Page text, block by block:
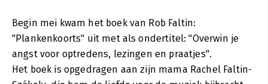
Begin mei kwam het boek van Rob Faltin:
"Plankenkoorts" uit met als ondertitel: "Overwin je
angst voor optredens, lezingen en praatjes".
Het boek is opgedragen aan zijn mama Rachel Faltin-